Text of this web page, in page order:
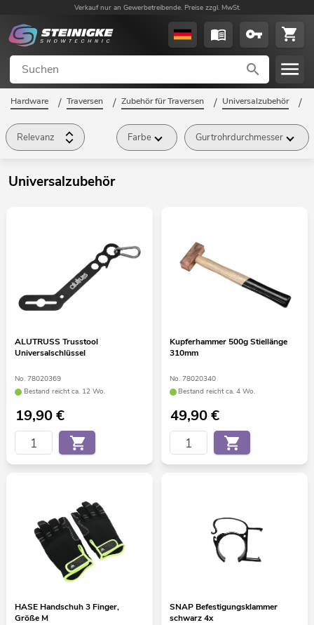
Verkauf nur an Gewerbetreibende. Preise zzgl. MwSt.
Hardware / Traversen / Zubehör für Traversen / Universalzubehör /
Relevanz Farbe Gurtrohrdurchmesser
Universalzubehör
ALUTRUSS Trusstool
Universalschlüssel
No. 78020369
Bestand reicht ca. 12 Wo.
19,90€
Kupferhammer 500g Stiellänge
310mm
No. 78020340
Bestand reicht ca. 4 Wo.
49,90€
HASE Handschuh 3 Finger,
Größe M
SNAP Befestigungsklammer
schwarz 4x